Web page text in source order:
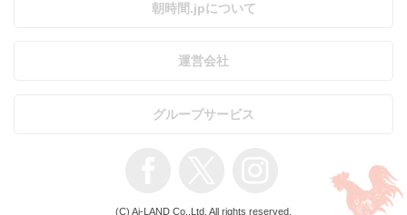
朝時間.jpについて
運営会社
グループサービス
(C) Ai-LAND Co.,Ltd. All rights reserved.